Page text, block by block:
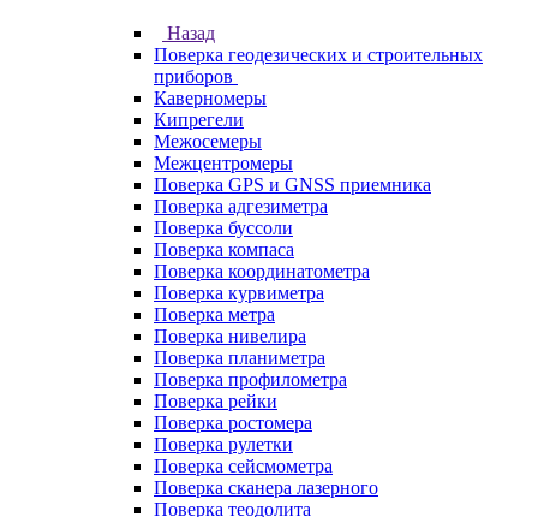
Назад
Поверка геодезических и строительных
приборов
Каверномеры
Кипрегели
Межосемеры
Межцентромеры
Поверка GPS и GNSS приемника
Поверка адгезиметра
Поверка буссоли
Поверка компаса
Поверка координатометра
Поверка курвиметра
Поверка метра
Поверка нивелира
Поверка планиметра
Поверка профилометра
Поверка рейки
Поверка ростомера
Поверка рулетки
Поверка сейсмометра
Поверка сканера лазерного
Поверка теодолита